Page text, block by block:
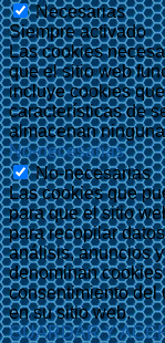
Necesarias
Siempre activado
Las cookies
que el sitio web
incluye cookies
características de
almacenan
No-necesarias
No-necesarias
Las cookies que
para que el sitio
para recopilar
análisis, anuncios
denominan
consentimiento del
en su sitio web.
GUARDAR Y